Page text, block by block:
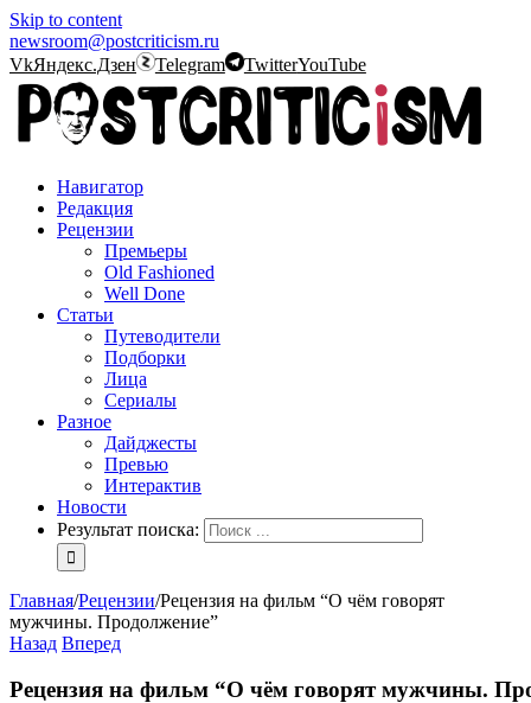
Skip to content
newsroom@postcriticism.ru
VkЯндекс.Дзен Telegram TwitterYouTube
Навигатор
Редакция
Рецензии
Премьеры
Old Fashioned
Well Done
Статьи
Путеводители
Подборки
Лица
Сериалы
Разное
Дайджесты
Превью
Интерактив
Новости
Результат поиска:
Главная/Рецензии/Рецензия на фильм “О чём говорят
мужчины. Продолжение”
Назад Вперед
Рецензия на фильм “О чём говорят мужчины.